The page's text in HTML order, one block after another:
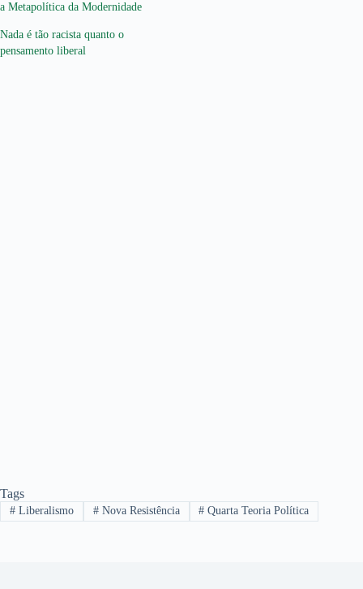
a Metapolítica da Modernidade
Nada é tão racista quanto o
pensamento liberal
Tags
#Liberalismo #Nova Resistência # Quarta Teoria Política